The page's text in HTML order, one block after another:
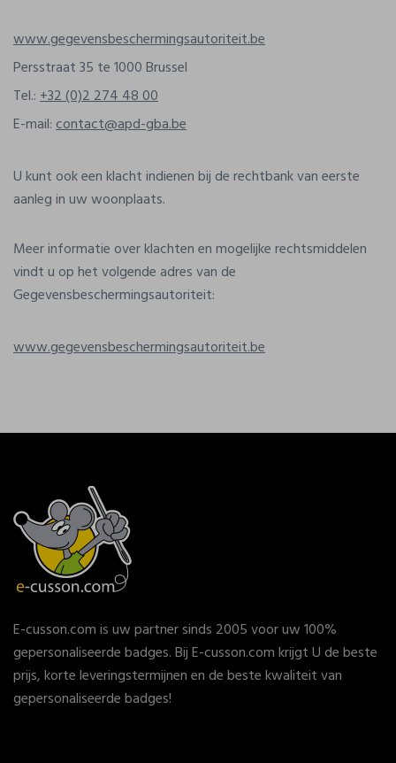
www.gegevensbeschermingsautoriteit.be
Persstraat 35 te 1000 Brussel
Tel.:+32 (0)2 274 48 00
E-mail:contact@apd-gba.be
U kunt ook een klacht indienen bij de rechtbank van eerste
aanleg in uw woonplaats.
Meer informatie over klachten en mogelijke rechtsmiddelen
vindt u op het volgende adres van de
Gegevensbeschermingsautoriteit:
www.gegevensbeschermingsautoriteit.be
E-cusson.com is uw partner sinds 2005 voor uw 100%
gepersonaliseerde badges. Bij E-cusson.com krijgt U de beste
prijs, korte leveringstermijnen en de beste kwaliteit van
gepersonaliseerde badges!